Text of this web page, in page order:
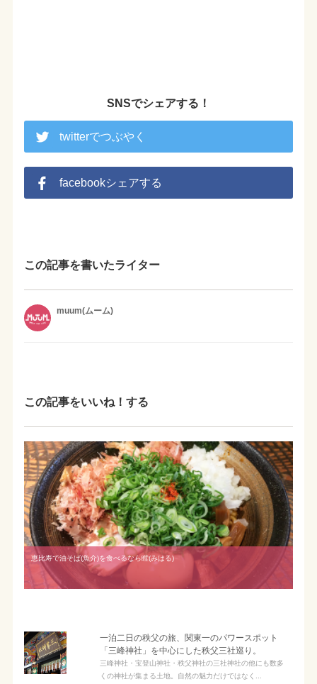
SNSでシェアする！
twitterでつぶやく
facebookシェアする
この記事を書いたライター
muum(ムーム)
この記事をいいね！する
恵比寿で油そば(魚介)を食べるなら瞠(みはる)
一泊二日の秩父の旅、関東一のパワースポット
「三峰神社」を中心にした秩父三社巡り。
三峰神社・宝登山神社・秩父神社の三社神社の他にも数多
くの神社が集まる土地。自然の魅力だけではなく...